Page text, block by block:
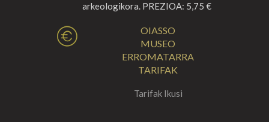
arkeologikora. PREZIOA: 5,75 €
OIASSO
MUSEO
ERROMATARRA
TARIFAK
Tarifak Ikusi